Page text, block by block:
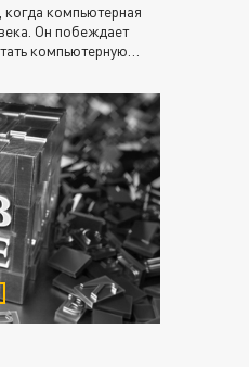
компьютерная
Он побеждает
компьютерную